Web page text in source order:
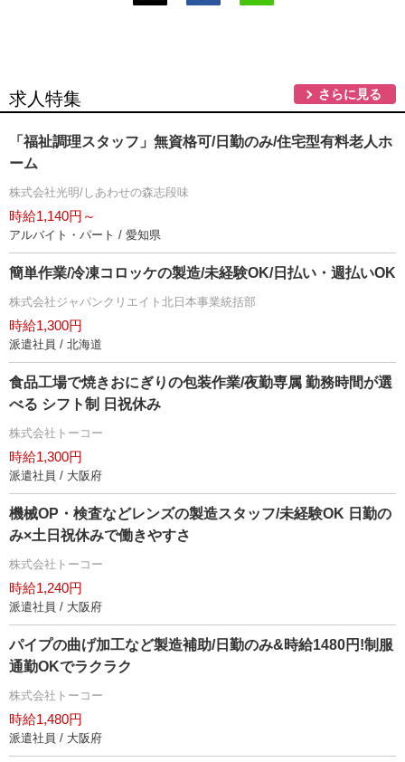
求人特集 さらに見る
「福祉調理スタッフ」無資格可/日勤のみ/住宅型有料老人ホ
ーム
株式会社光明/しあわせの森志段味
時給1,140円～
アルバイト・パート / 愛知県
簡単作業/冷凍コロッケの製造/未経験OK/日払い・週払いOK
株式会社ジャパンクリエイト北日本事業統括部
時給1,300円
派遣社員 / 北海道
食品工場で焼きおにぎりの包装作業/夜勤専属 勤務時間が選
べる シフト制 日祝休み
株式会社トーコー
時給1,300円
派遣社員 / 大阪府
機械OP・検査などレンズの製造スタッフ/未経験OK 日勤の
み×土日祝休みで働きやすさ
株式会社トーコー
時給1,240円
派遣社員 / 大阪府
パイプの曲げ加工など製造補助/日勤のみ&時給1480円!制服
通勤OKでラクラク
株式会社トーコー
時給1,480円
派遣社員 / 大阪府